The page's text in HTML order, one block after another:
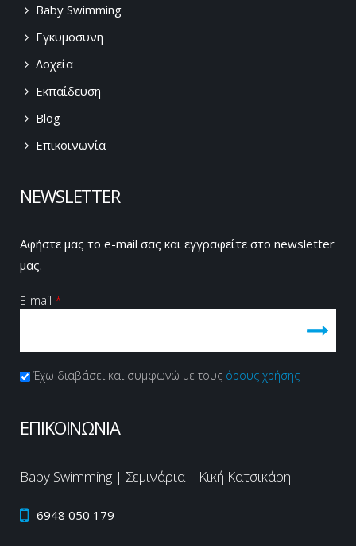
Baby Swimming
Εγκυμοσυνη
Λοχεία
Εκπαίδευση
Blog
Επικοινωνία
NEWSLETTER
Αφήστε μας το e-mail σας και εγγραφείτε στο newsletter
μας.
E-mail *
Πολιτική Απορρήτου *
Έχω διαβάσει και συμφωνώ με τους όρους χρήσης
This
question is
whether or
not you are
visitor and
ΕΠΙΚΟΙΝΩΝΙΑ
Baby Swimming | Σεμινάρια | Κική Κατσικάρη
6948 050 179